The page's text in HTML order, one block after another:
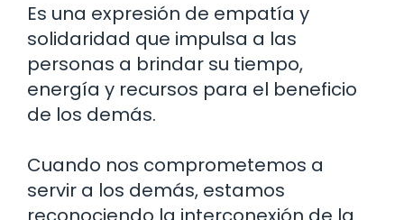
Es una expresión de empatía y
solidaridad que impulsa a las
personas a brindar su tiempo,
energía y recursos para el beneficio
de los demás.
Cuando nos comprometemos a
servir a los demás, estamos